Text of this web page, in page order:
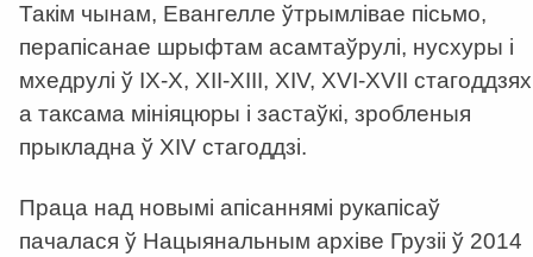
Такім чынам, Евангелле ўтрымлівае пісьмо,
перапісанае шрыфтам асамтаўрулі, нусхуры і
мхедрулі ў IX-X, XII-XIII, XIV, XVI-XVII
а таксама мініяцюры і застаўкі, зробленыя
прыкладна ў XIV стагоддзі.
Праца над новымі апісаннямі рукапісаў
пачалася ў Нацыянальным архіве Грузіі ў 2014